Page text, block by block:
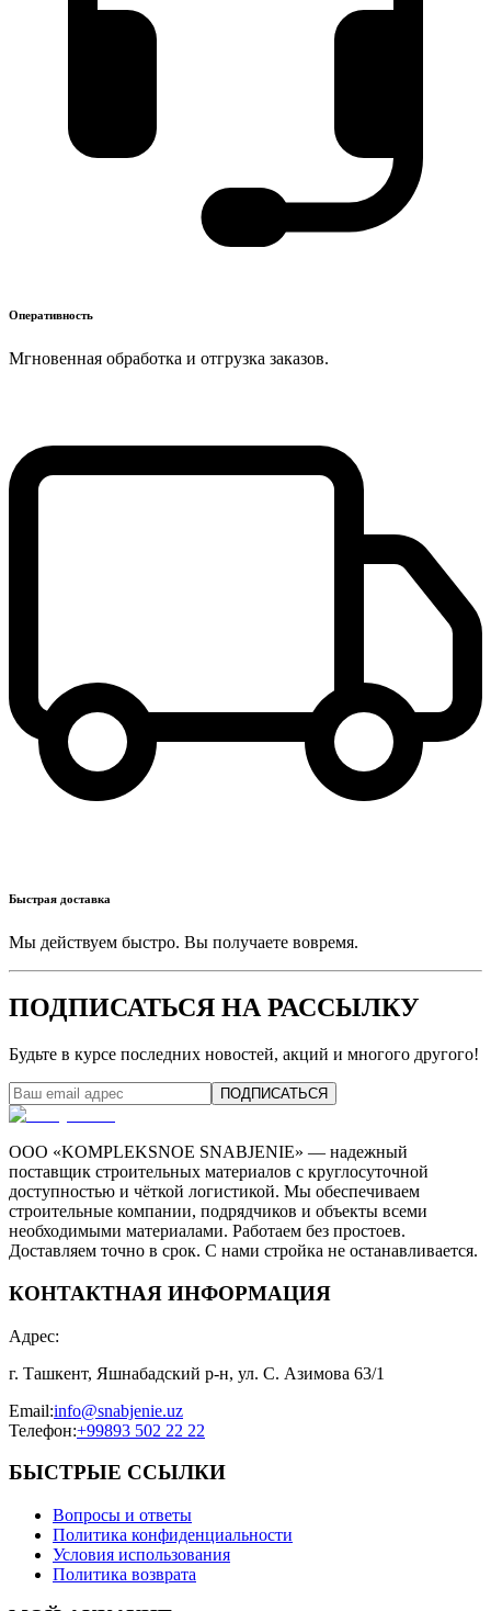
Оперативность
Мгновенная обработка и отгрузка заказов.
Быстрая доставка
Мы действуем быстро. Вы получаете вовремя.
ПОДПИСАТЬСЯ НА РАССЫЛКУ
Будьте в курсе последних новостей, акций и многого другого!
ПОДПИСАТЬСЯ
ООО «KOMPLEKSNOE SNABJENIE» — надежный
поставщик строительных материалов с круглосуточной
доступностью и чёткой логистикой. Мы обеспечиваем
строительные компании, подрядчиков и объекты всеми
необходимыми материалами. Работаем без простоев.
Доставляем точно в срок. С нами стройка не останавливается.
КОНТАКТНАЯ ИНФОРМАЦИЯ
Адрес:
г. Ташкент, Яшнабадский р-н, ул. С. Азимова 63/1
Email:info@snabjenie.uz
Телефон:+99893 502 22 22
БЫСТРЫЕ ССЫЛКИ
Вопросы и ответы
Политика конфиденциальности
Условия использования
Политика возврата